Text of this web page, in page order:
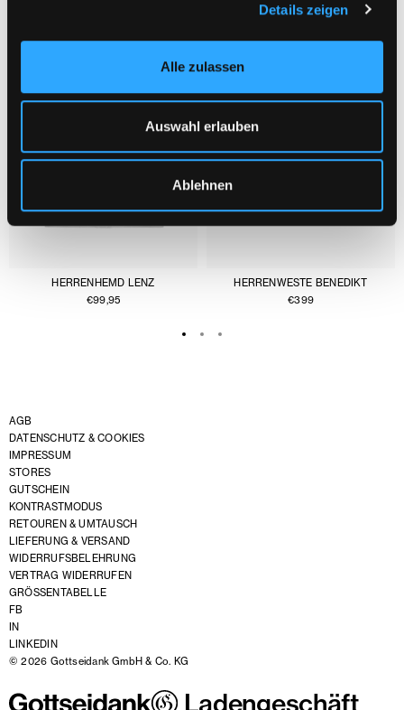
Details zeigen
Alle zulassen
Auswahl erlauben
Ablehnen
HERRENHEMD LENZ
€99,95
HERRENWESTE BENEDIKT
€399
AGB
DATENSCHUTZ & COOKIES
IMPRESSUM
STORES
GUTSCHEIN
KONTRASTMODUS
RETOUREN & UMTAUSCH
LIEFERUNG & VERSAND
WIDERRUFSBELEHRUNG
VERTRAG WIDERRUFEN
GRÖSSENTABELLE
FB
IN
LINKEDIN
© 2026 Gottseidank GmbH & Co. KG
Ladengeschäft